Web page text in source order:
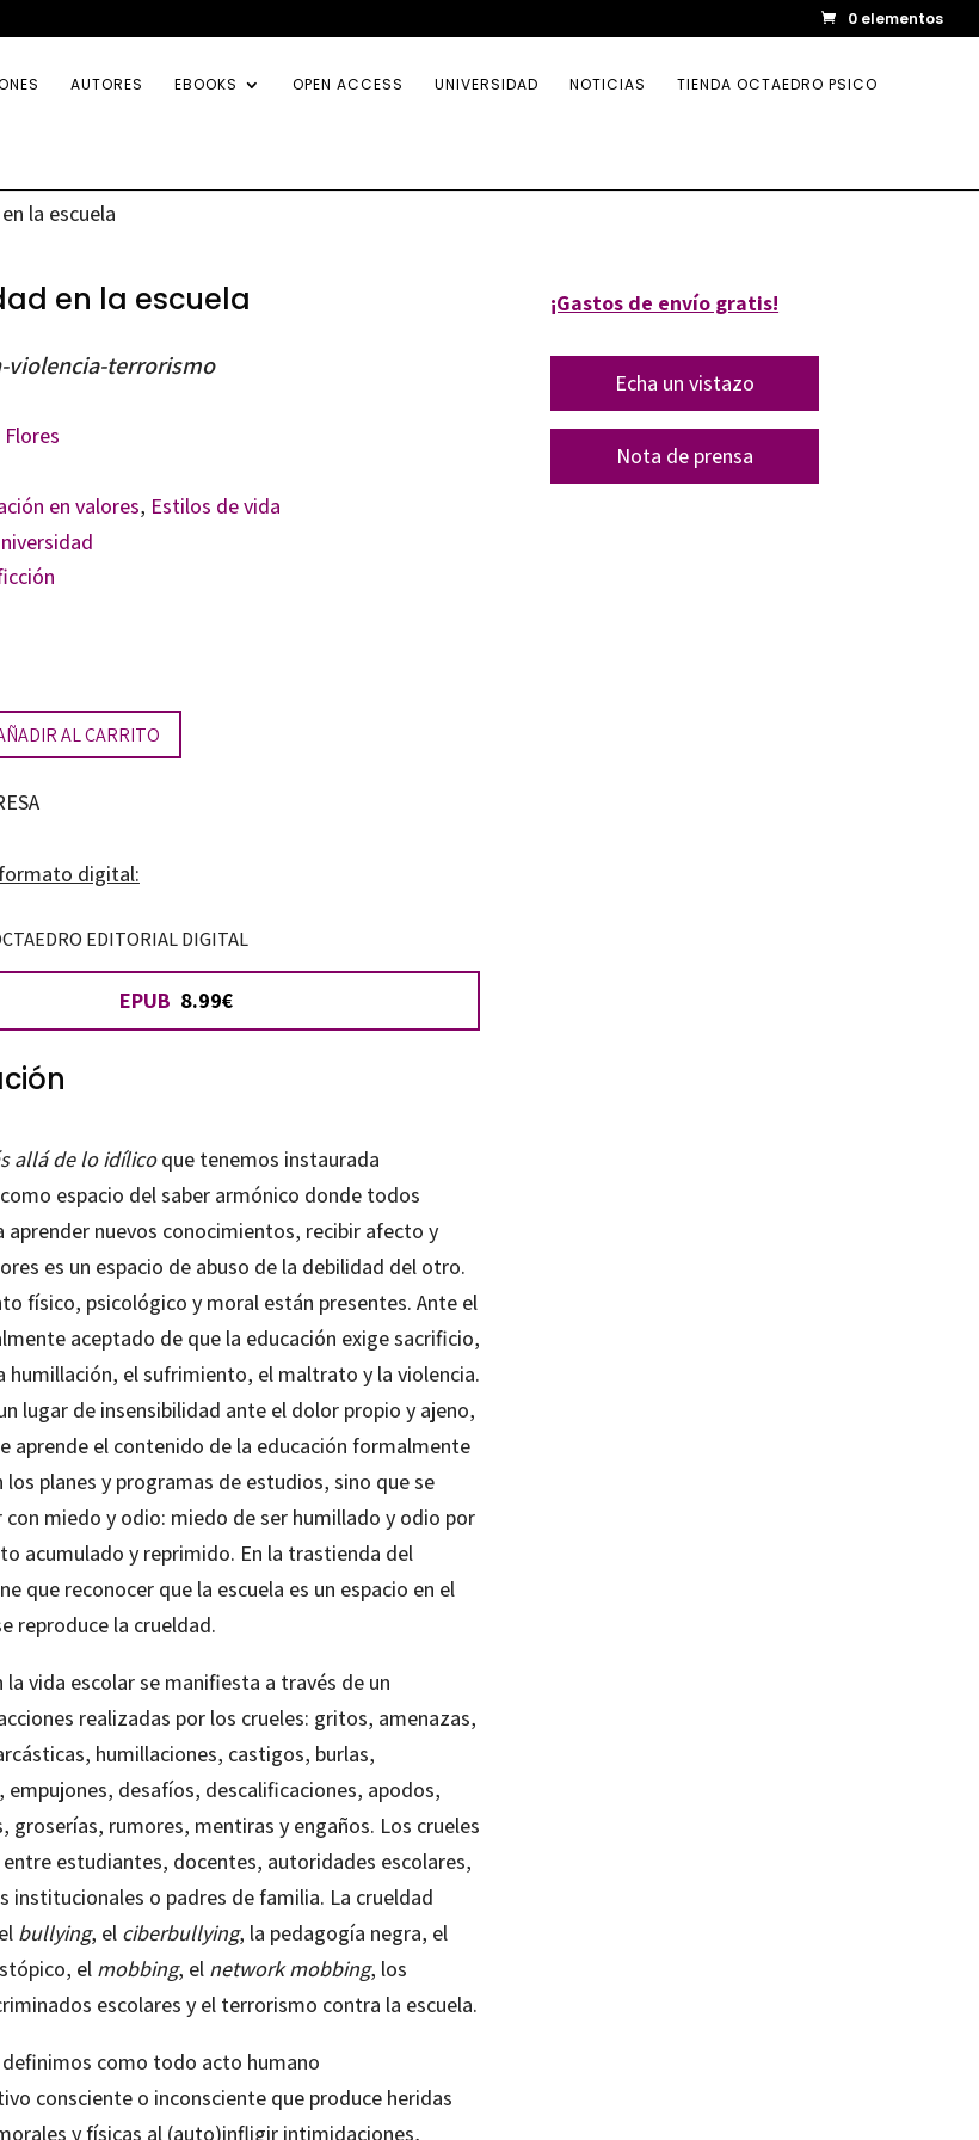
0 elementos
AUTORES EBOOKS OPEN ACCESS UNIVERSIDAD NOTICIAS TIENDA OCTAEDRO PSICO
la escuela
en la escuela
violencia-terrorismo
en valores, Estilos de vida
AL CARRITO
digital:
EDITORIAL DIGITAL
EPUB 8.99€
allá de lo idílicoque tenemos instaurada
espacio del saber armónico donde todos
aprender nuevos conocimientos, recibir afecto y
es un espacio de abuso de la debilidad del otro.
físico, psicológico y moral están presentes. Ante el
aceptado de que la educación exige sacrificio,
humillación, el sufrimiento, el maltrato y la violencia.
lugar de insensibilidad ante el dolor propio y ajeno,
aprende el contenido de la educación formalmente
los planes y programas de estudios, sino que se
con miedo y odio: miedo de ser humillado y odio por
acumulado y reprimido. En la trastienda del
que reconocer que la escuela es un espacio en el
reproduce la crueldad.
la vida escolar se manifiesta a través de un
realizadas por los crueles: gritos, amenazas,
humillaciones, castigos, burlas,
empujones, desafíos, descalificaciones, apodos,
groserías, rumores, mentiras y engaños. Los crueles
estudiantes, docentes, autoridades escolares,
institucionales o padres de familia. La crueldad
bullying, el ciberbullying, la pedagogía negra, el
el mobbing, el network mobbing, los
escolares y el terrorismo contra la escuela.
definimos como todo acto humano
consciente o inconsciente que produce heridas
y físicas al (auto)infligir intimidaciones,
¡Gastos de envío gratis!
Echa un vistazo
Nota de prensa